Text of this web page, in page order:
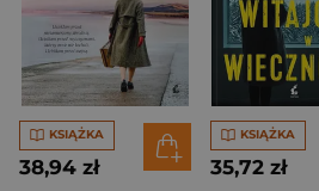
KSIĄŻKA
38,94 zł
KSIĄŻKA
35,72 zł